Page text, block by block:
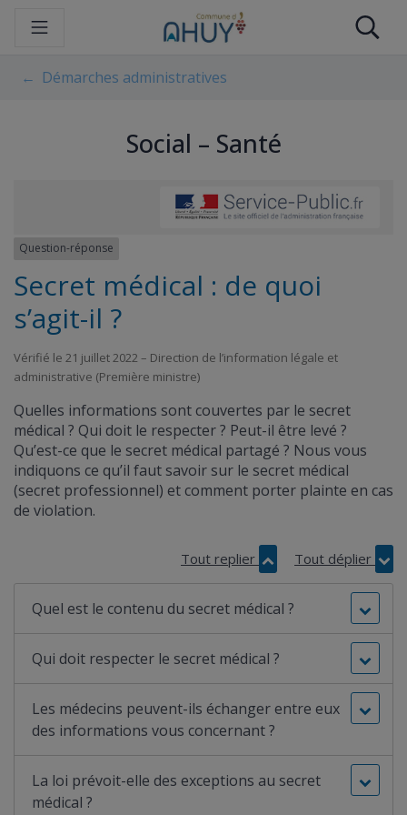
Démarches administratives
Social – Santé
Question-réponse
Secret médical : de quoi
s’agit-il ?
Vérifié le 21 juillet 2022 – Direction de l’information légale et
administrative (Première ministre)
Quelles informations sont couvertes par le secret
médical ? Qui doit le respecter ? Peut-il être levé ?
Qu’est-ce que le secret médical partagé ? Nous vous
indiquons ce qu’il faut savoir sur le secret médical
(secret professionnel) et comment porter plainte en cas
de violation.
Tout replier Tout déplier
Quel est le contenu du secret médical ?
Qui doit respecter le secret médical ?
Les médecins peuvent-ils échanger entre eux
des informations vous concernant ?
La loi prévoit-elle des exceptions au secret
médical ?